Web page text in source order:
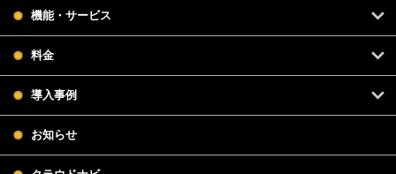
機能・サービス
料金
導入事例
お知らせ